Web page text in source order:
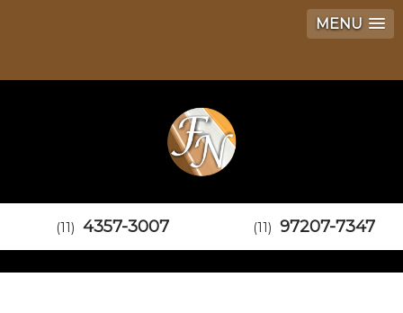
MENU
(11) 4357-3007 (11) 97207-7347